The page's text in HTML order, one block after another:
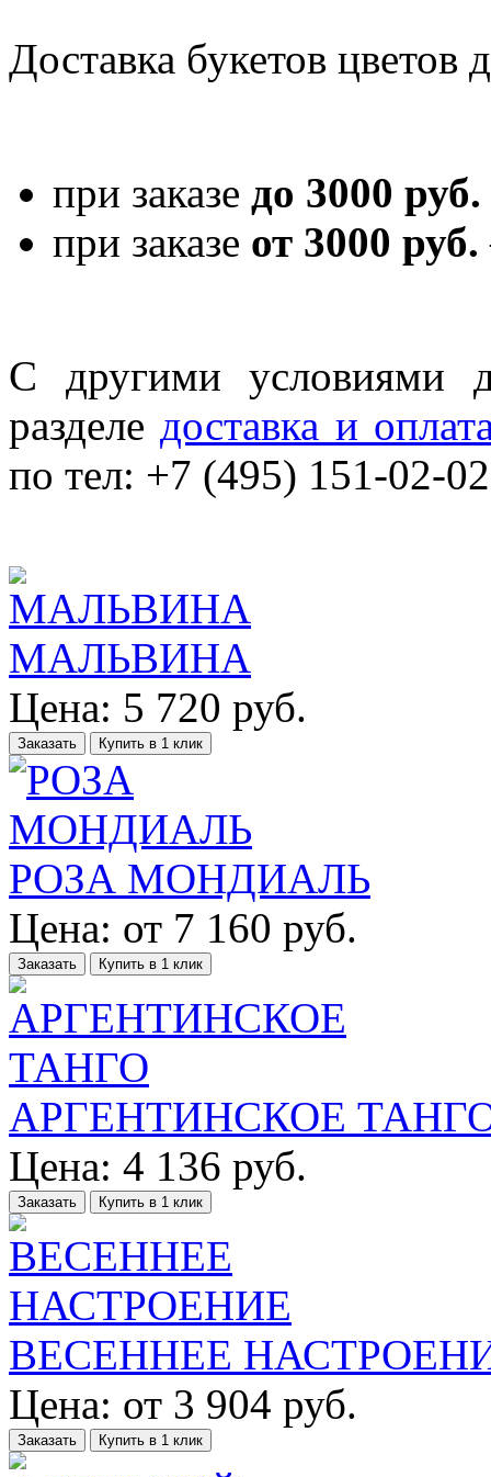
Доставка букетов цветов
при заказе до 3000 руб.
при заказе от 3000 руб.
С другими условиями
разделе доставка и
по тел: +7 (495) 151-02-02
МАЛЬВИНА
Цена: 5 720 руб.
Заказать Купить в 1 клик
РОЗА МОНДИАЛЬ
Цена: от 7 160 руб.
Заказать Купить в 1 клик
АРГЕНТИНСКОЕ
Цена: 4 136 руб.
Заказать Купить в 1 клик
ВЕСЕННЕЕ
Цена: от 3 904 руб.
Заказать Купить в 1 клик